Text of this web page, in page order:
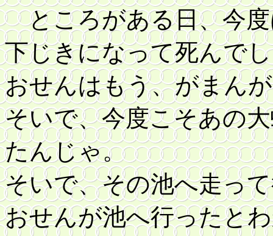
ところがある日、今度
下じきになって死んで
おせんはもう、がまん
そいで、今度こそあの
たんじゃ。
そいで、その池へ走っ
おせんが池へ行ったと